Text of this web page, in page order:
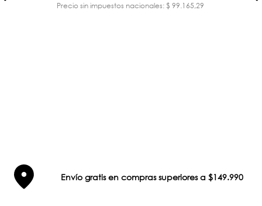
Precio sin impuestos nacionales: $ 99.165,29
Envío gratis en compras superiores a $149.990